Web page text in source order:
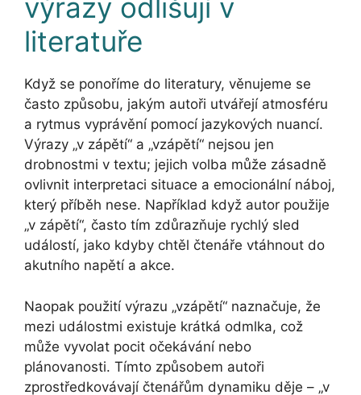
výrazy odlišují v
literatuře
Když se ponoříme do literatury, věnujeme se
často způsobu, jakým autoři utvářejí atmosféru
a rytmus vyprávění pomocí jazykových nuancí.
Výrazy „v zápětí“ a „vzápětí“ nejsou jen
drobnostmi v textu; jejich volba může zásadně
ovlivnit interpretaci situace a emocionální náboj,
který příběh nese. Například když autor použije
„v zápětí“, často tím zdůrazňuje rychlý sled
událostí, jako kdyby chtěl čtenáře vtáhnout do
akutního napětí a akce.
Naopak použití výrazu „vzápětí“ naznačuje, že
mezi událostmi existuje krátká odmlka, což
může vyvolat pocit očekávání nebo
plánovanosti. Tímto způsobem autoři
zprostředkovávají čtenářům dynamiku děje – „v